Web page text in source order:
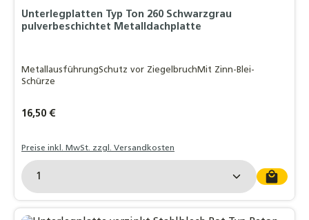
Unterlegplatten Typ Ton 260 Schwarzgrau
pulverbeschichtet Metalldachplatte
MetallausführungSchutz vor ZiegelbruchMit Zinn-Blei-
Schürze
Regulärer Preis:
16,50 €
Preise inkl. MwSt. zzgl. Versandkosten
Produkt Anzahl: Gib den gewünschten Wert